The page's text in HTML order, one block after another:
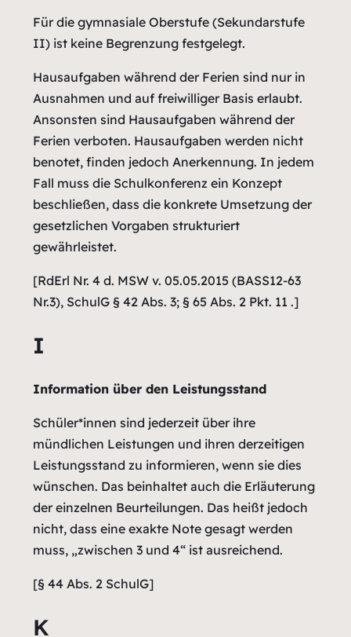
Für die gymnasiale Oberstufe (Sekundarstufe
II) ist keine Begrenzung festgelegt.
Hausaufgaben während der Ferien sind nur in
Ausnahmen und auf freiwilliger Basis erlaubt.
Ansonsten sind Hausaufgaben während der
Ferien verboten. Hausaufgaben werden nicht
benotet, finden jedoch Anerkennung. In jedem
Fall muss die Schulkonferenz ein Konzept
beschließen, dass die konkrete Umsetzung der
gesetzlichen Vorgaben strukturiert
gewährleistet.
[RdErl Nr. 4 d. MSW v. 05.05.2015 (BASS12-63
Nr.3), SchulG § 42 Abs. 3; § 65 Abs. 2 Pkt. 11 .]
I
Information über den Leistungsstand
Schüler*innen sind jederzeit über ihre
mündlichen Leistungen und ihren derzeitigen
Leistungsstand zu informieren, wenn sie dies
wünschen. Das beinhaltet auch die Erläuterung
der einzelnen Beurteilungen. Das heißt jedoch
nicht, dass eine exakte Note gesagt werden
muss, „zwischen 3 und 4“ ist ausreichend.
[§ 44 Abs. 2 SchulG]
K